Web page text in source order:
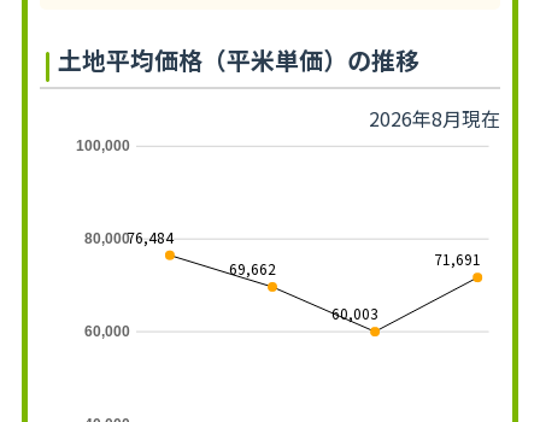
土地平均価格（平米単価）の推移
2026年8月現在
60,000
80,000
100,000
76,484
69,662
60,003
71,691